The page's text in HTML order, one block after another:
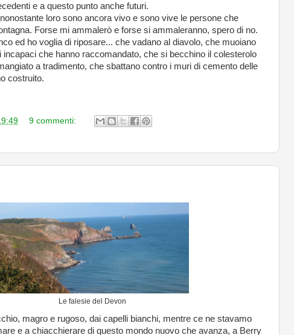
e a questo punto anche futuri.
loro sono ancora vivo e sono vive le persone che
Forse mi ammalerò e forse si ammaleranno, spero di no.
ed ho voglia di riposare... che vadano al diavolo, che muoiano
incapaci che hanno raccomandato, che si becchino il colesterolo
a tradimento, che sbattano contro i muri di cemento delle
costruito.
9 commenti:
Le falesie del Devon
magro e rugoso, dai capelli bianchi, mentre ce ne stavamo
e a chiacchierare di questo mondo nuovo che avanza, a Berry